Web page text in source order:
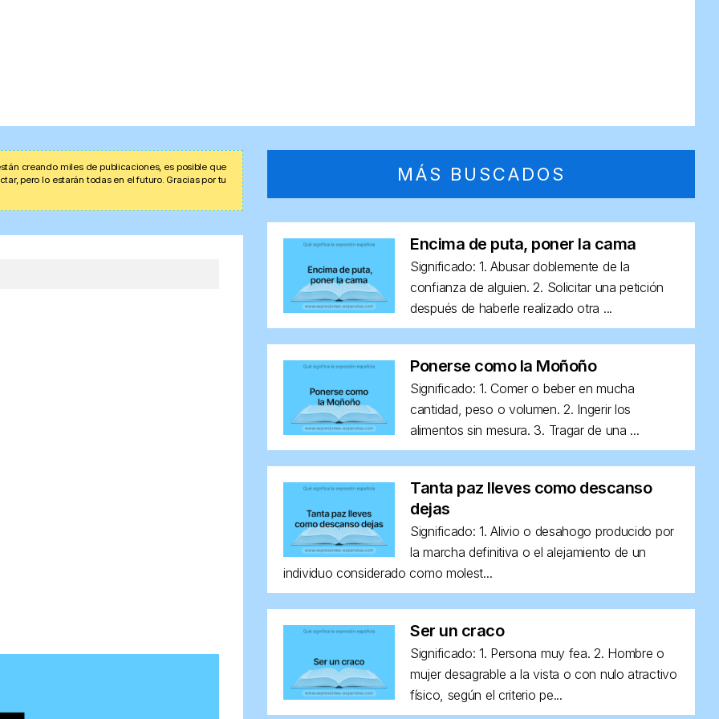
creando miles de publicaciones, es posible que
pero lo estarán todas en el futuro. Gracias por tu
MÁS BUSCADOS
Encima de puta, poner la cama
Significado: 1. Abusar doblemente de la
confianza de alguien. 2. Solicitar una petición
después de haberle realizado otra ...
Ponerse como la Moñoño
Significado: 1. Comer o beber en mucha
cantidad, peso o volumen. 2. Ingerir los
alimentos sin mesura. 3. Tragar de una ...
Tanta paz lleves como descanso
dejas
Significado: 1. Alivio o desahogo producido por
la marcha definitiva o el alejamiento de un
individuo considerado como molest...
Ser un craco
Significado: 1. Persona muy fea. 2. Hombre o
mujer desagrable a la vista o con nulo atractivo
físico, según el criterio pe...